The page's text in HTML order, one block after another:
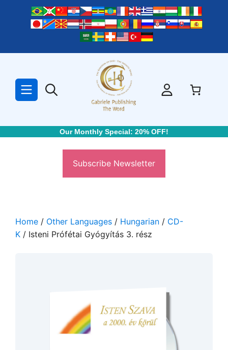
Our Monthly Special: 20% OFF!
Subscribe Newsletter
Home / Other Languages / Hungarian / CD-
K / Isteni Prófétai Gyógyítás 3. rész